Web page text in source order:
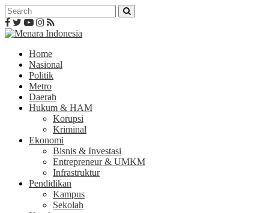
Home
Nasional
Politik
Metro
Daerah
Hukum & HAM
Korupsi
Kriminal
Ekonomi
Bisnis & Investasi
Entrepreneur & UMKM
Infrastruktur
Pendidikan
Kampus
Sekolah